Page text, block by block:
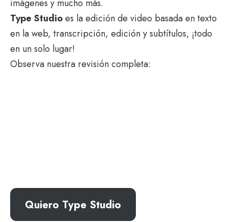
imágenes y mucho más.
Type Studioes la edición de video basada en texto
en la web, transcripción, edición y subtítulos, ¡todo
en un solo lugar!
Observa nuestra revisión completa:
Quiero Type Studio